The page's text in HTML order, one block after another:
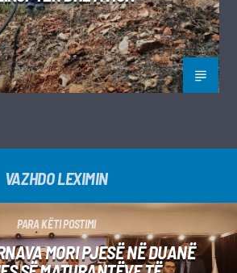
VAZHDO LEXIMIN
PARA KËTI POSTIMI
MORI PJESË NË DUANË